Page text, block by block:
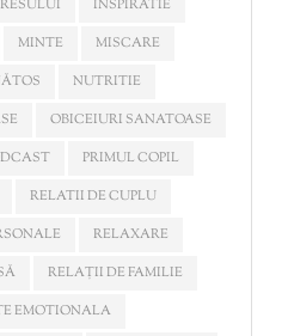
INSPIRATIE
MINTE
MISCARE
NUTRITIE
OBICEIURI SANATOASE
PRIMUL COPIL
RELATII DE CUPLU
RELAXARE
RELAȚII DE FAMILIE
EMOTIONALA